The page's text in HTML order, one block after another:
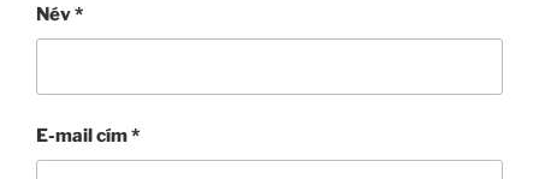
Név*
E-mail cím*